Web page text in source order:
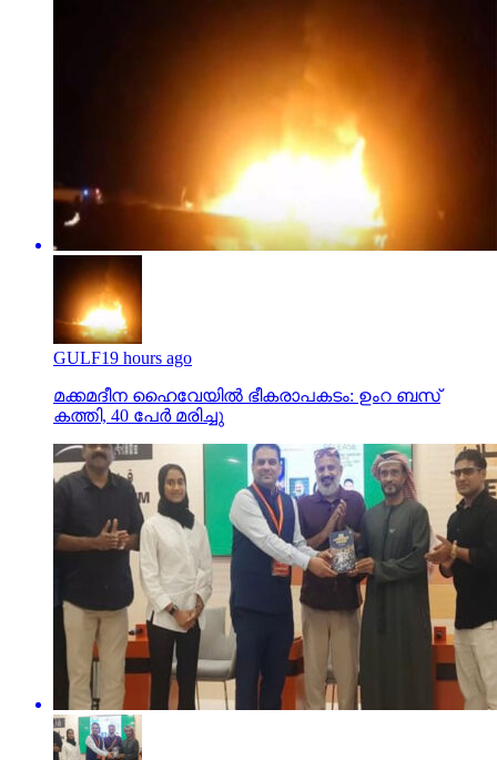
GULF19 hours ago
മക്കമദീന ഹൈവേയില്‍ ഭീകരാപകടം: ഉംറ ബസ്
കത്തി, 40 പേര്‍ മരിച്ചു